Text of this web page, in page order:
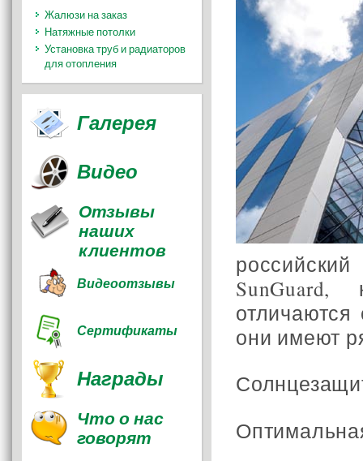
они имеют
Жалюзи на заказ
Натяжные потолки
Установка труб и радиаторов
для отопления
Галерея
Видео
Отзывы
наших
клиентов
Видеоотзывы
Сертификаты
Награды
Что о нас
говорят